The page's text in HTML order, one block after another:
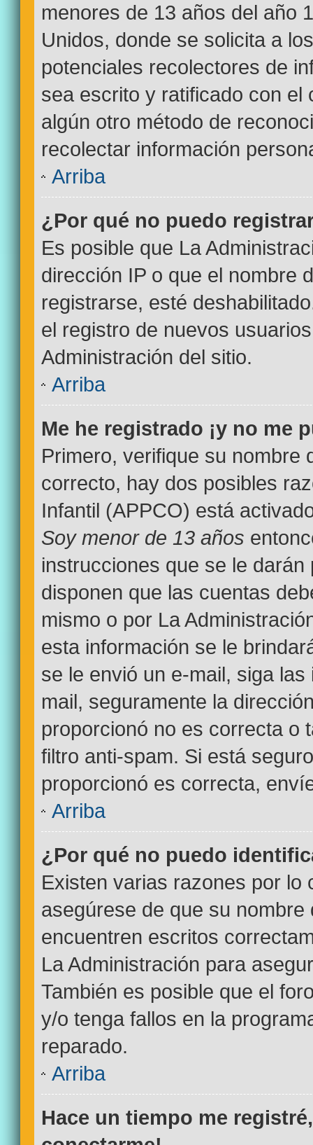
menores de 13 años del año
Unidos, donde se solicita a
potenciales recolectores de
sea escrito y ratificado con el
algún otro método de
recolectar información
Arriba
¿Por qué no puedo
Es posible que La
dirección IP o que el nombre
registrarse, esté
el registro de nuevos
Administración del sitio.
Arriba
Me he registrado ¡y no me
Primero, verifique su nombre
correcto, hay dos posibles
Infantil (APPCO) está
Soy menor de 13 años
instrucciones que se le
disponen que las cuentas
mismo o por La
esta información se le
se le envió un e-mail, siga
mail, seguramente la
proporcionó no es correcta o
filtro anti-spam. Si está
proporcionó es correcta,
Arriba
¿Por qué no puedo
Existen varias razones por lo
asegúrese de que su
encuentren escritos
La Administración para
También es posible que el
y/o tenga fallos en la
reparado.
Arriba
Hace un tiempo me